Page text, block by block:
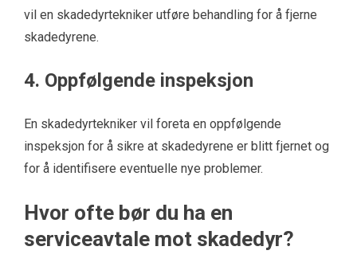
vil en skadedyrtekniker utføre behandling for å fjerne
skadedyrene.
4. Oppfølgende inspeksjon
En skadedyrtekniker vil foreta en oppfølgende
inspeksjon for å sikre at skadedyrene er blitt fjernet og
for å identifisere eventuelle nye problemer.
Hvor ofte bør du ha en
serviceavtale mot skadedyr?